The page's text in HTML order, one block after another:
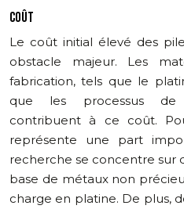
COÛT
Le coût initial élevé des
obstacle majeur. Les
fabrication, tels que le
que les processus de
contribuent à ce coût.
représente une part
recherche se concentre sur
base de métaux non
charge en platine. De plus,